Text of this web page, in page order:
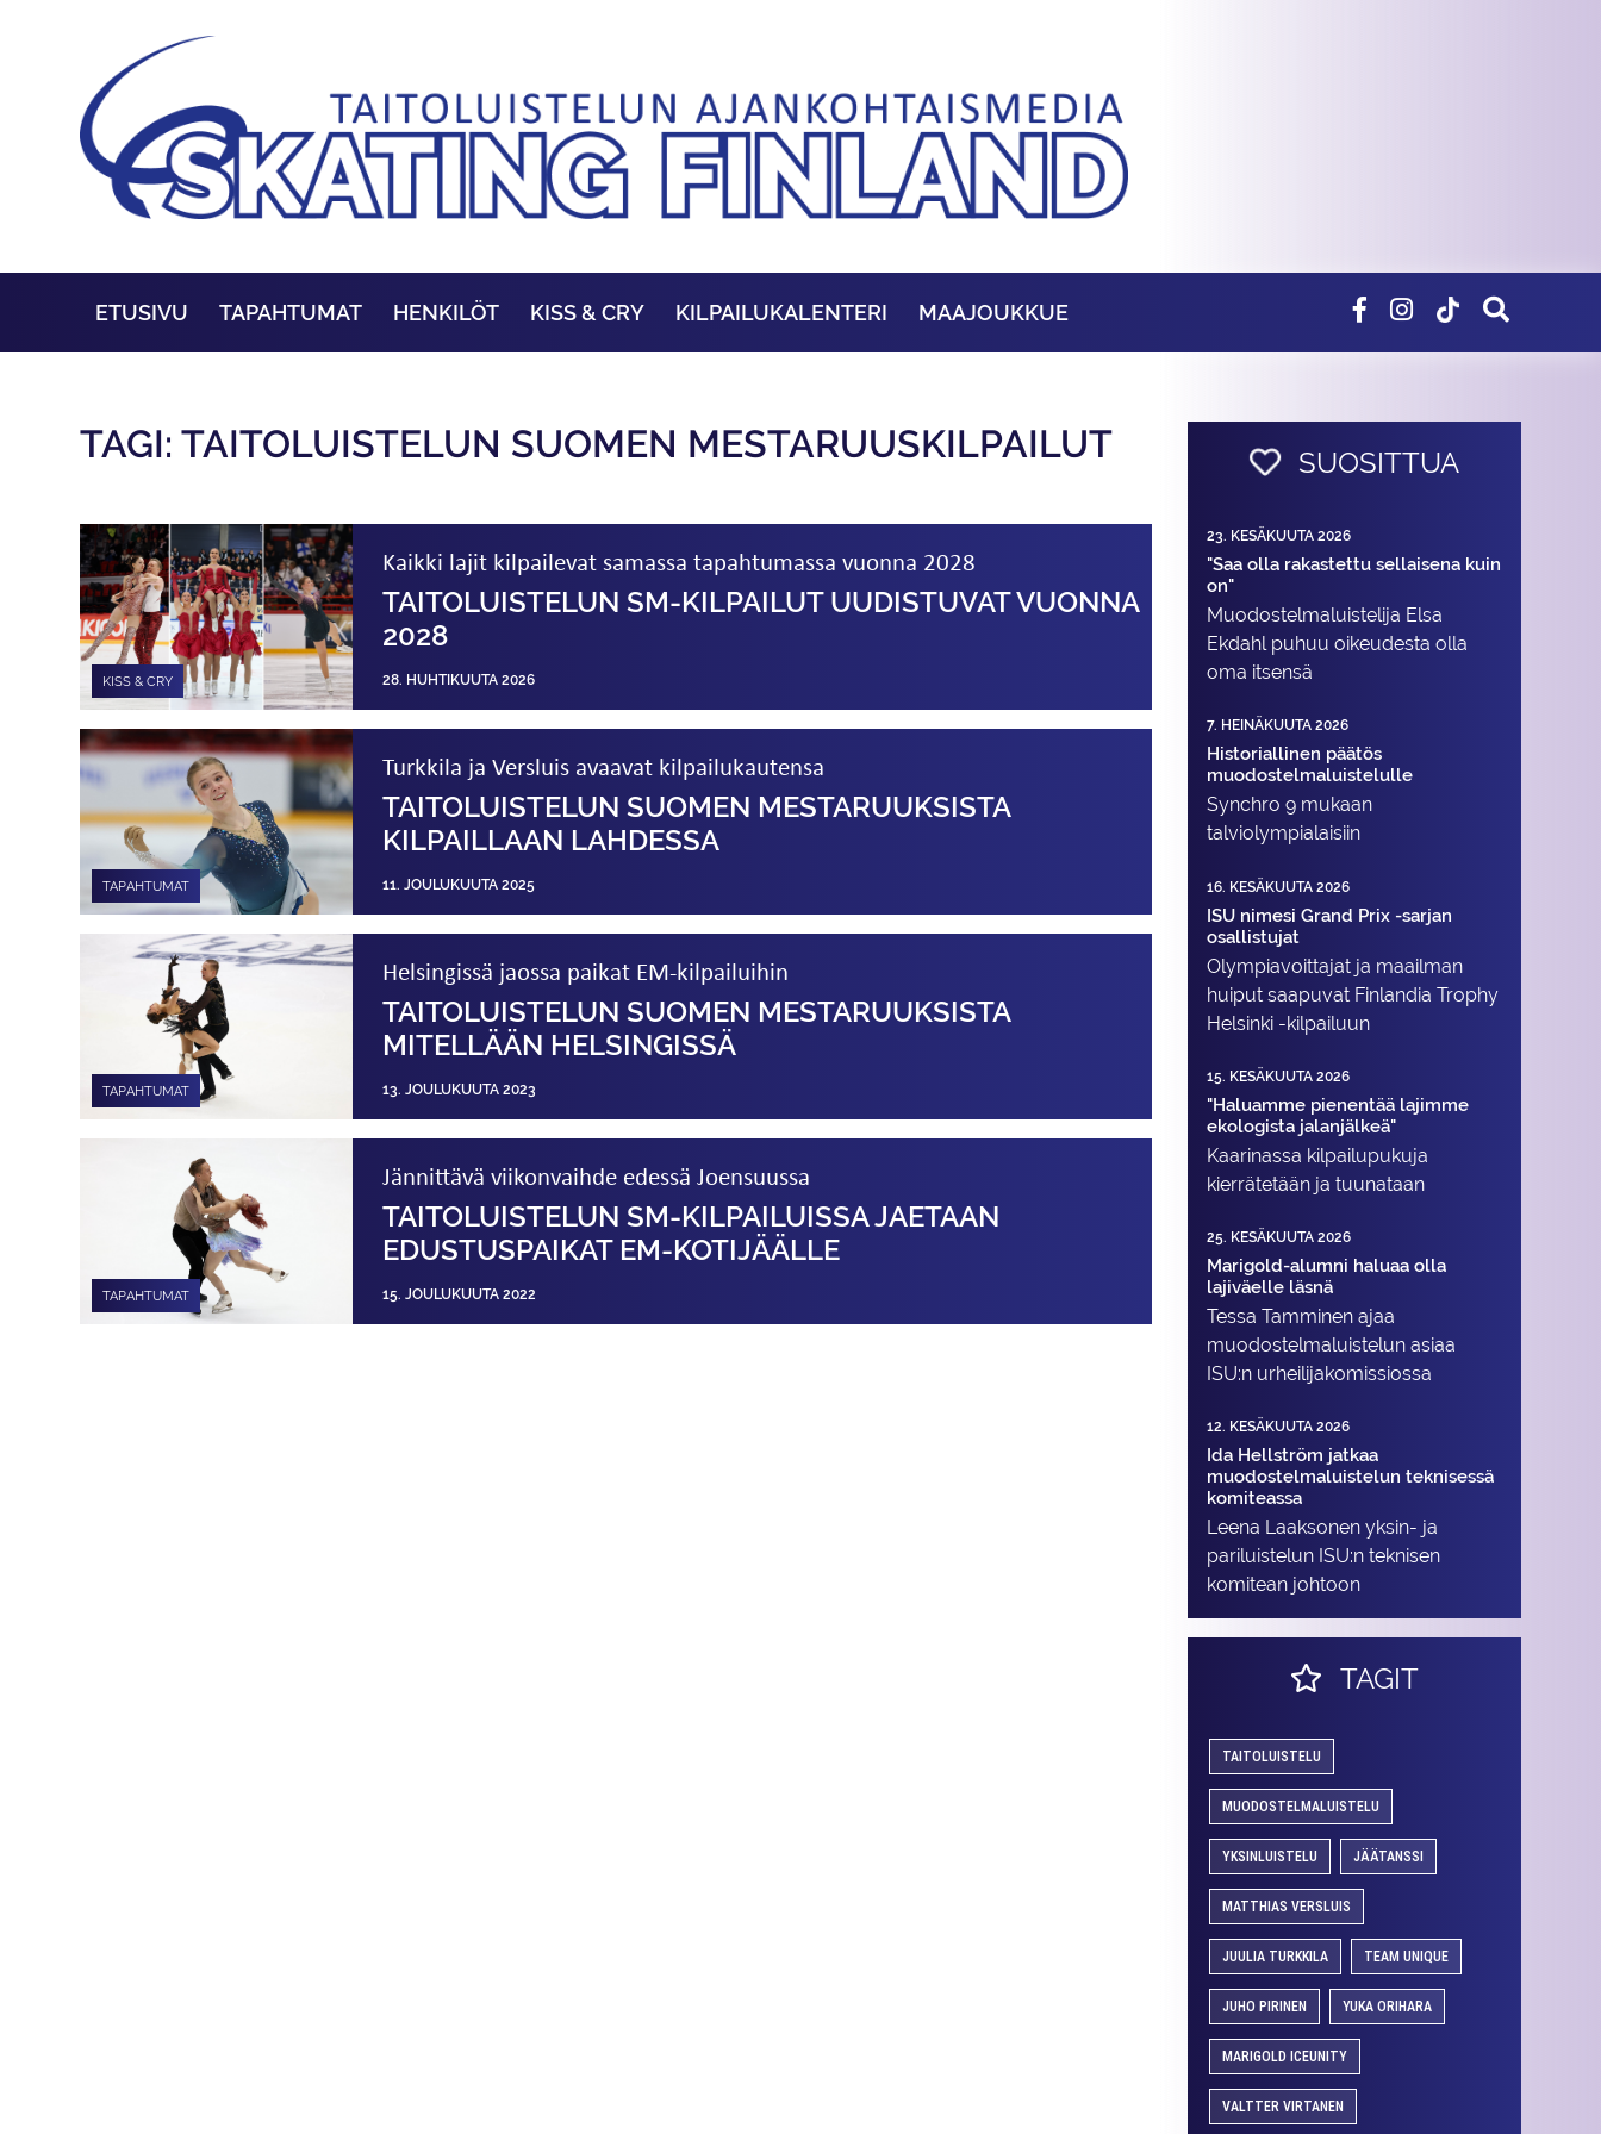
ETUSIVU TAPAHTUMAT HENKILÖT KISS & CRY KILPAILUKALENTERI MAAJOUKKUE
TAGI: TAITOLUISTELUN SUOMEN MESTARUUSKILPAILUT
KISS & CRY
Kaikki lajit kilpailevat samassa tapahtumassa vuonna 2028
TAITOLUISTELUN SM-KILPAILUT UUDISTUVAT VUONNA
2028
28. HUHTIKUUTA 2026
TAPAHTUMAT
Turkkila ja Versluis avaavat kilpailukautensa
TAITOLUISTELUN SUOMEN MESTARUUKSISTA
KILPAILLAAN LAHDESSA
11. JOULUKUUTA 2025
TAPAHTUMAT
Helsingissä jaossa paikat EM-kilpailuihin
TAITOLUISTELUN SUOMEN MESTARUUKSISTA
MITELLÄÄN HELSINGISSÄ
13. JOULUKUUTA 2023
TAPAHTUMAT
Jännittävä viikonvaihde edessä Joensuussa
TAITOLUISTELUN SM-KILPAILUISSA JAETAAN
EDUSTUS­PAIKAT EM-KOTIJÄÄLLE
15. JOULUKUUTA 2022
SUOSITTUA
23. KESÄKUUTA 2026
"Saa olla rakastettu sellaisena kuin
on"
Muodostelma­luistelija Elsa
Ekdahl puhuu oikeudesta olla
oma itsensä
7. HEINÄKUUTA 2026
Historiallinen päätös
muodostelmaluistelulle
Synchro 9 mukaan
talviolympialaisiin
16. KESÄKUUTA 2026
ISU nimesi Grand Prix -sarjan
osallistujat
Olympiavoittajat ja maailman
huiput saapuvat Finlandia Trophy
Helsinki -kilpailuun
15. KESÄKUUTA 2026
"Haluamme pienentää lajimme
ekologista jalanjälkeä"
Kaarinassa kilpailupukuja
kierrätetään ja tuunataan
25. KESÄKUUTA 2026
Marigold-alumni haluaa olla
lajiväelle läsnä
Tessa Tamminen ajaa
muodostelma­luistelun asiaa
ISU:n urheilija­komissiossa
12. KESÄKUUTA 2026
Ida Hellström jatkaa
muodostelmaluistelun teknisessä
komiteassa
Leena Laaksonen yksin- ja
pariluistelun ISU:n teknisen
komitean johtoon
TAGIT
TAITOLUISTELU
MUODOSTELMALUISTELU
YKSINLUISTELU JÄÄTANSSI
MATTHIAS VERSLUIS
JUULIA TURKKILA TEAM UNIQUE
JUHO PIRINEN YUKA ORIHARA
MARIGOLD ICEUNITY
VALTTER VIRTANEN